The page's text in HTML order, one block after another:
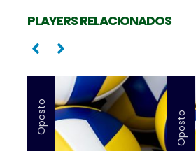
PLAYERS RELACIONADOS
Oposto Oposto